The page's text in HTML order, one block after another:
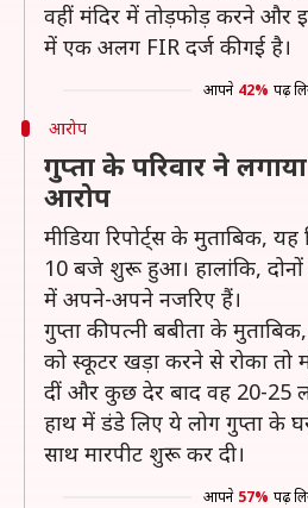
वहीं मंदिर में तोड़फोड़ करने और
में एक अलग FIR दर्ज की गई है।
आपने 42% पढ़
आरोप
गुप्ता के परिवार ने
आरोप
मीडिया रिपोर्ट्स के मुताबिक,
10 बजे शुरू हुआ। हालांकि, दोनों
में अपने-अपने नजरिए हैं।
गुप्ता की पत्नी बबीता के
को स्कूटर खड़ा करने से रोका तो
दीं और कुछ देर बाद वह 20-25
हाथ में डंडे लिए ये लोग गुप्ता
साथ मारपीट शुरू कर दी।
आपने 57% पढ़